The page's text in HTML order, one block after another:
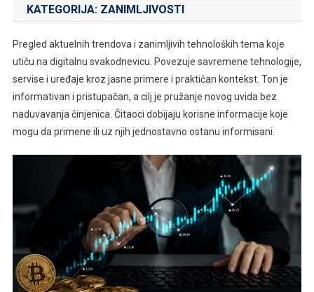
KATEGORIJA: ZANIMLJIVOSTI
Pregled aktuelnih trendova i zanimljivih tehnoloških tema koje
utiču na digitalnu svakodnevicu. Povezuje savremene tehnologije,
servise i uređaje kroz jasne primere i praktičan kontekst. Ton je
informativan i pristupačan, a cilj je pružanje novog uvida bez
naduvavanja činjenica. Čitaoci dobijaju korisne informacije koje
mogu da primene ili uz njih jednostavno ostanu informisani.